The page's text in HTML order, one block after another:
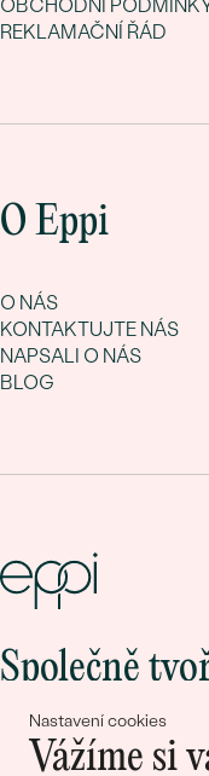
Nastavení cookies
Vážíme si
OBCHODNÍ
REKLAMAČNÍ ŘÁD
O Eppi
O NÁS
KONTAKTUJTE NÁS
NAPSALI O NÁS
BLOG
Společně
lásky